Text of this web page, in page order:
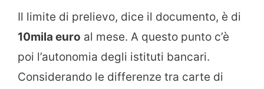
Il limite di prelievo, dice il documento, è di
10mila euro al mese. A questo punto c’è
poi l’autonomia degli istituti bancari.
Considerando le differenze tra carte di